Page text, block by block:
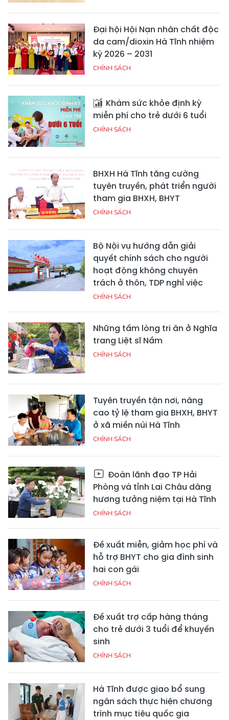
Đại hội Hội Nạn nhân chất độc
da cam/dioxin Hà Tĩnh nhiệm
kỳ 2026 – 2031
CHÍNH SÁCH
Khám sức khỏe định kỳ
miễn phí cho trẻ dưới 6 tuổi
CHÍNH SÁCH
BHXH Hà Tĩnh tăng cường
tuyên truyền, phát triển người
tham gia BHXH, BHYT
CHÍNH SÁCH
Bộ Nội vụ hướng dẫn giải
quyết chính sách cho người
hoạt động không chuyên
trách ở thôn, TDP nghỉ việc
CHÍNH SÁCH
Những tấm lòng tri ân ở Nghĩa
trang Liệt sĩ Nầm
CHÍNH SÁCH
Tuyên truyền tận nơi, nâng
cao tỷ lệ tham gia BHXH, BHYT
ở xã miền núi Hà Tĩnh
CHÍNH SÁCH
Đoàn lãnh đạo TP Hải
Phòng và tỉnh Lai Châu dâng
hương tưởng niệm tại Hà Tĩnh
CHÍNH SÁCH
Đề xuất miễn, giảm học phí và
hỗ trợ BHYT cho gia đình sinh
hai con gái
CHÍNH SÁCH
Đề xuất trợ cấp hàng tháng
cho trẻ dưới 3 tuổi để khuyến
sinh
CHÍNH SÁCH
Hà Tĩnh được giao bổ sung
ngân sách thực hiện chương
trình mục tiêu quốc gia